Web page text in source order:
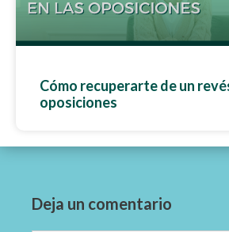
Cómo recuperarte de un
oposiciones
Deja un comentario